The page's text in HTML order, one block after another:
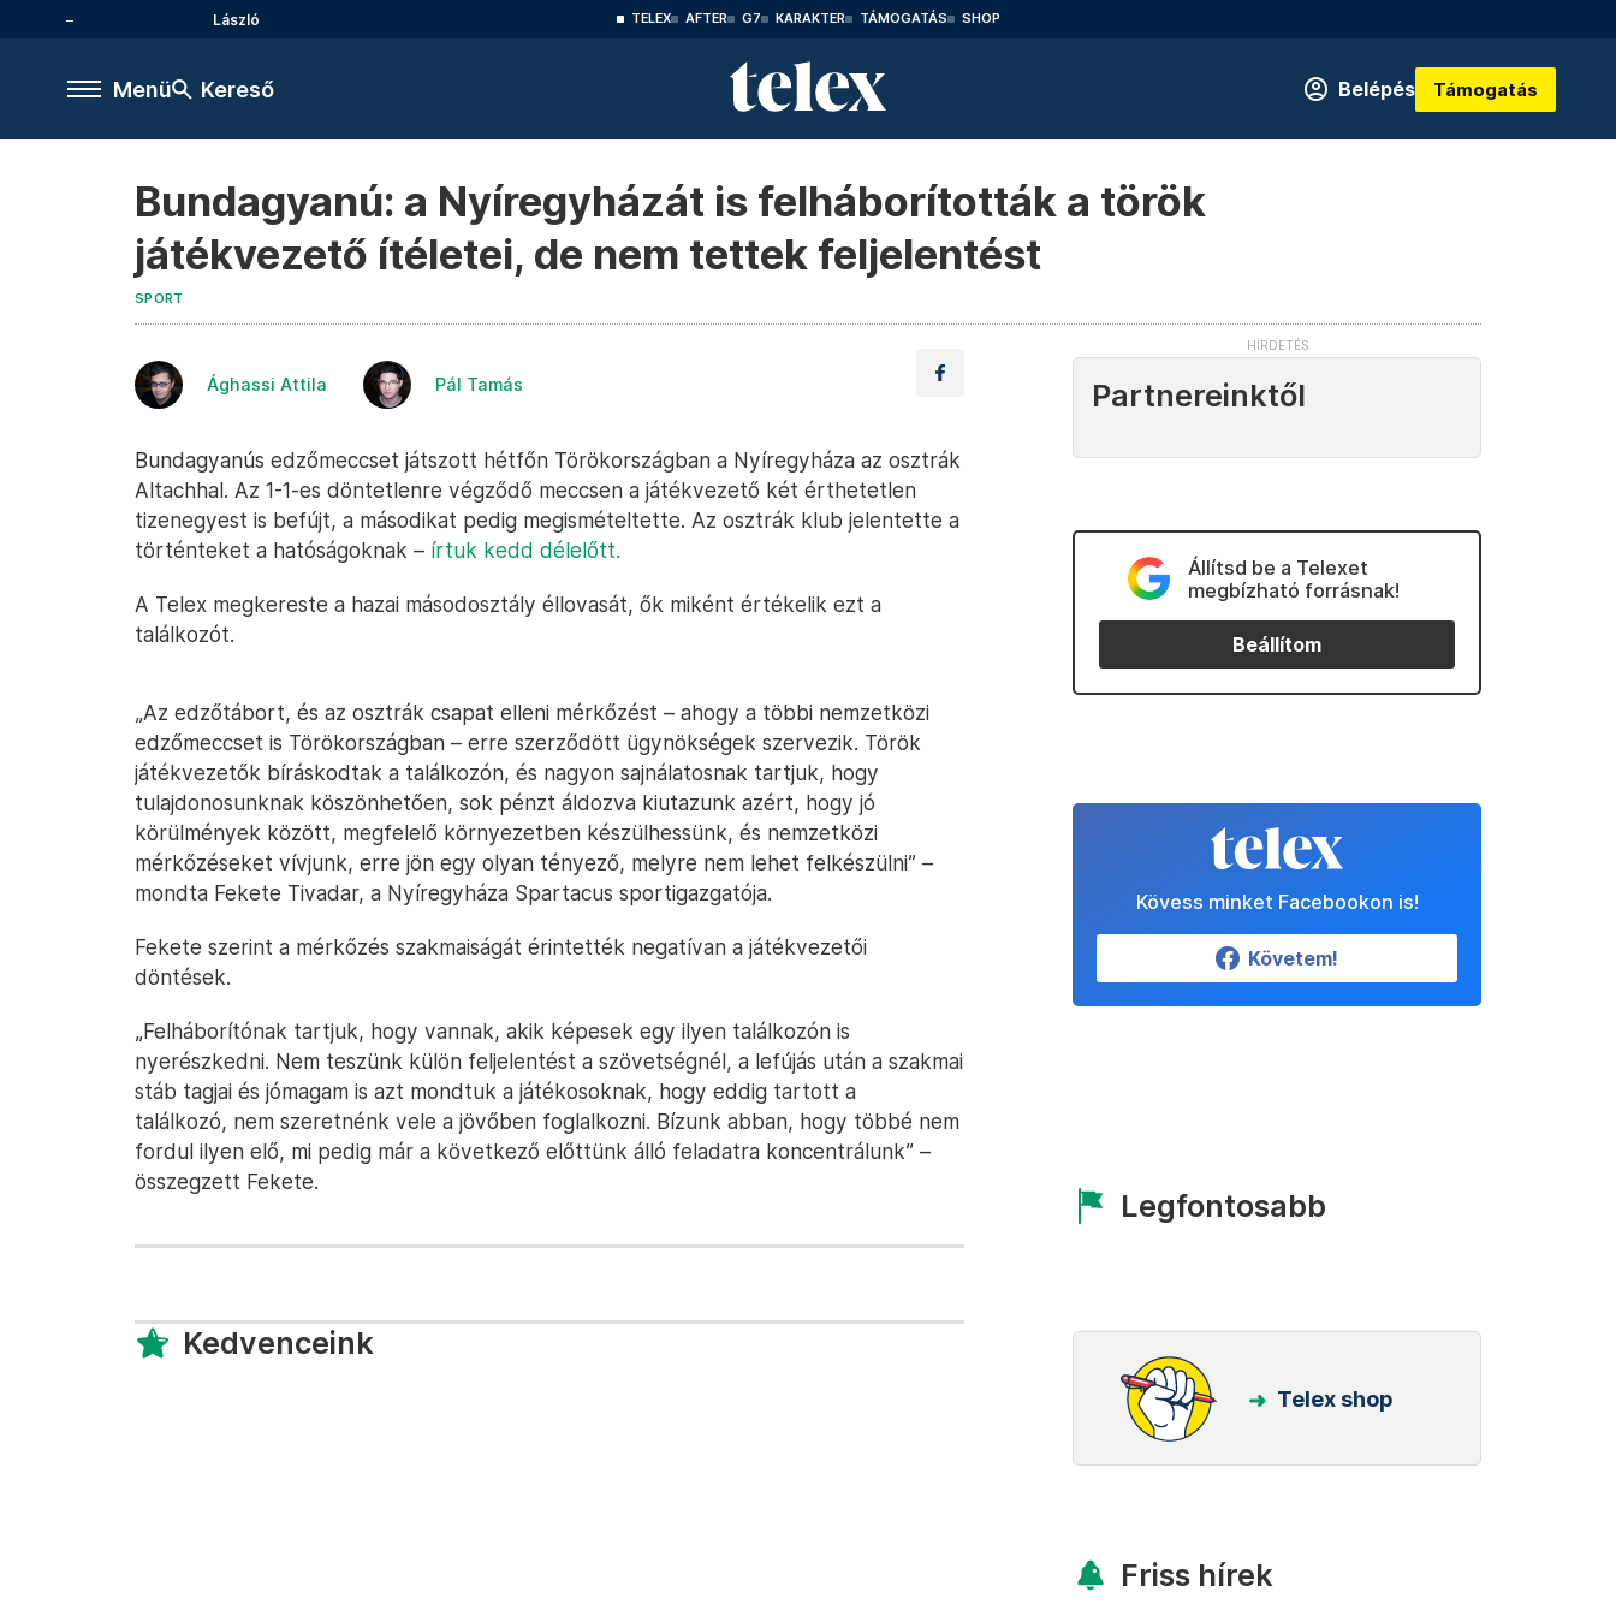
László TELEX AFTER G7 KARAKTER TÁMOGATÁS SHOP
Menü Kereső Belépés Támogatás
Bundagyanú: a Nyíregyházát is felháborították a török
játékvezető ítéletei, de nem tettek feljelentést
SPORT
Ághassi Attila Pál Tamás
Bundagyanús edzőmeccset játszott hétfőn Törökországban a Nyíregyháza az osztrák
Altachhal. Az 1-1-es döntetlenre végződő meccsen a játékvezető két érthetetlen
tizenegyest is befújt, a másodikat pedig megismételtette. Az osztrák klub jelentette a
történteket a hatóságoknak – írtuk kedd délelőtt.
A Telex megkereste a hazai másodosztály éllovasát, ők miként értékelik ezt a
találkozót.
„Az edzőtábort, és az osztrák csapat elleni mérkőzést – ahogy a többi nemzetközi
edzőmeccset is Törökországban – erre szerződött ügynökségek szervezik. Török
játékvezetők bíráskodtak a találkozón, és nagyon sajnálatosnak tartjuk, hogy
tulajdonosunknak köszönhetően, sok pénzt áldozva kiutazunk azért, hogy jó
körülmények között, megfelelő környezetben készülhessünk, és nemzetközi
mérkőzéseket vívjunk, erre jön egy olyan tényező, melyre nem lehet felkészülni” –
mondta Fekete Tivadar, a Nyíregyháza Spartacus sportigazgatója.
Fekete szerint a mérkőzés szakmaiságát érintették negatívan a játékvezetői
döntések.
„Felháborítónak tartjuk, hogy vannak, akik képesek egy ilyen találkozón is
nyerészkedni. Nem teszünk külön feljelentést a szövetségnél, a lefújás után a szakmai
stáb tagjai és jómagam is azt mondtuk a játékosoknak, hogy eddig tartott a
találkozó, nem szeretnénk vele a jövőben foglalkozni. Bízunk abban, hogy többé nem
fordul ilyen elő, mi pedig már a következő előttünk álló feladatra koncentrálunk” –
összegzett Fekete.
Kedvenceink
Partnereinktől
Állítsd be a Telexet
megbízható forrásnak!
Beállítom
Kövess minket Facebookon is!
Követem!
Legfontosabb
Telex shop
Friss hírek